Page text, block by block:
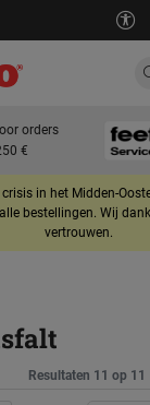
orders
€
in het Midden-
bestellingen. Wij
vertrouwen.
Resultaten 11 op 11